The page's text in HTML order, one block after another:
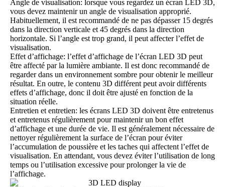
Angle de visualisation: lorsque vous regardez un écran LED 3D,
vous devez maintenir un angle de visualisation approprié.
Habituellement, il est recommandé de ne pas dépasser 15 degrés
dans la direction verticale et 45 degrés dans la direction
horizontale. Si l’angle est trop grand, il peut affecter l’effet de
visualisation.
Effet d’affichage: l’effet d’affichage de l’écran LED 3D peut
être affecté par la lumière ambiante. Il est donc recommandé de
regarder dans un environnement sombre pour obtenir le meilleur
résultat. En outre, le contenu 3D différent peut avoir différents
effets d’affichage, donc il doit être ajusté en fonction de la
situation réelle.
Entretien et entretien: les écrans LED 3D doivent être entretenus
et entretenus régulièrement pour maintenir un bon effet
d’affichage et une durée de vie. Il est généralement nécessaire de
nettoyer régulièrement la surface de l’écran pour éviter
l’accumulation de poussière et les taches qui affectent l’effet de
visualisation. En attendant, vous devez éviter l’utilisation de long
temps ou l’utilisation excessive pour prolonger la vie de
l’affichage.